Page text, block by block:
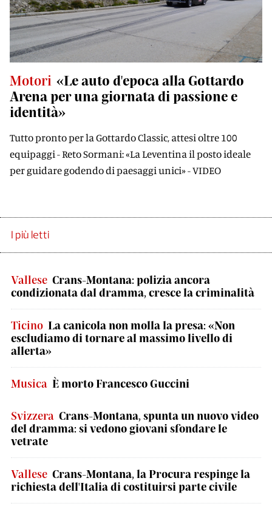
Motori «Le auto d'epoca alla Gottardo
Arena per una giornata di passione e
identità»
Tutto pronto per la Gottardo Classic, attesi oltre 100
equipaggi - Reto Sormani: «La Leventina il posto ideale
per guidare godendo di paesaggi unici» - VIDEO
I più letti
Vallese Crans-Montana: polizia ancora
condizionata dal dramma, cresce la criminalità
Ticino La canicola non molla la presa: «Non
escludiamo di tornare al massimo livello di
allerta»
Musica È morto Francesco Guccini
Svizzera Crans-Montana, spunta un nuovo video
del dramma: si vedono giovani sfondare le
vetrate
Vallese Crans-Montana, la Procura respinge la
richiesta dell'Italia di costituirsi parte civile